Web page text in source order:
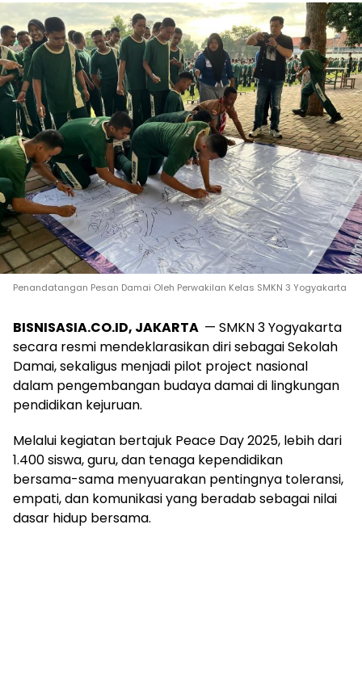
Penandatangan Pesan Damai Oleh Perwakilan Kelas SMKN 3 Yogyakarta
BISNISASIA.CO.ID, JAKARTA — SMKN 3 Yogyakarta
secara resmi mendeklarasikan diri sebagai Sekolah
Damai, sekaligus menjadi pilot project nasional
dalam pengembangan budaya damai di lingkungan
pendidikan kejuruan.
Melalui kegiatan bertajuk Peace Day 2025, lebih dari
1.400 siswa, guru, dan tenaga kependidikan
bersama-sama menyuarakan pentingnya toleransi,
empati, dan komunikasi yang beradab sebagai nilai
dasar hidup bersama.